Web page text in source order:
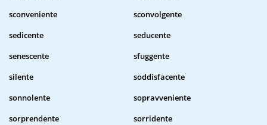
sconveniente
sconvolgente
sedicente
seducente
senescente
sfuggente
silente
soddisfacente
sonnolente
sopravveniente
sorprendente
sorridente